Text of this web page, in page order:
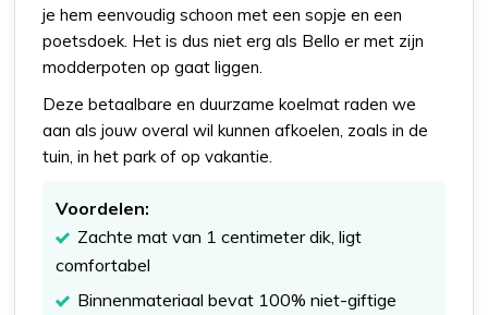
je hem eenvoudig schoon met een sopje en een
poetsdoek. Het is dus niet erg als Bello er met zijn
modderpoten op gaat liggen.
Deze betaalbare en duurzame koelmat raden we
aan als jouw overal wil kunnen afkoelen, zoals in de
tuin, in het park of op vakantie.
Voordelen:
Zachte mat van 1 centimeter dik, ligt
comfortabel
Binnenmateriaal bevat 100% niet-giftige